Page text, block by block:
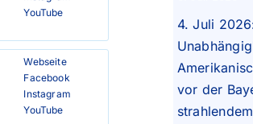
YouTube
Webseite
Facebook
Instagram
YouTube
4. Juli
vor der